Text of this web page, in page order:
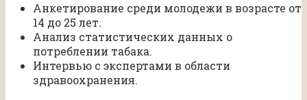
Анкетирование среди молодежи в возрасте от
14 до 25 лет.
Анализ статистических данных о
потреблении табака.
Интервью с экспертами в области
здравоохранения.